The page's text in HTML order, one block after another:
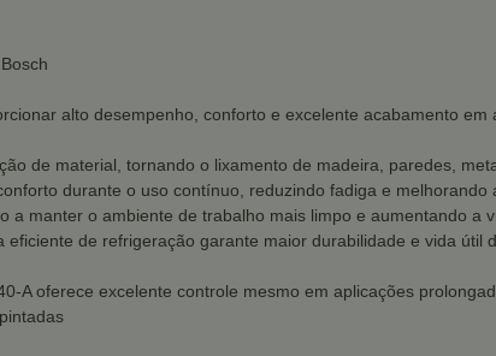
alto desempenho, conforto e excelente acabamento em
de material, tornando o lixamento de madeira, paredes,
durante o uso contínuo, reduzindo fadiga e melhorando
manter o ambiente de trabalho mais limpo e aumentando a
de refrigeração garante maior durabilidade e vida útil
A oferece excelente controle mesmo em aplicações